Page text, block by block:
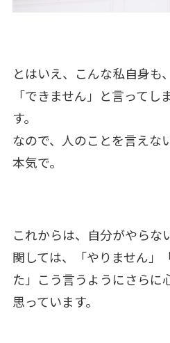
とはいえ、こんな私自身も
「できません」と言ってし
す。
なので、人のことを言えな
本気で。
これからは、自分がやらな
関しては、「やりません」
た」こう言うようにさらに
思っています。